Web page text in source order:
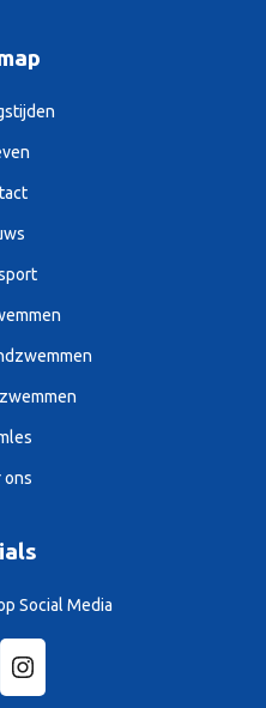
ons
Social Media